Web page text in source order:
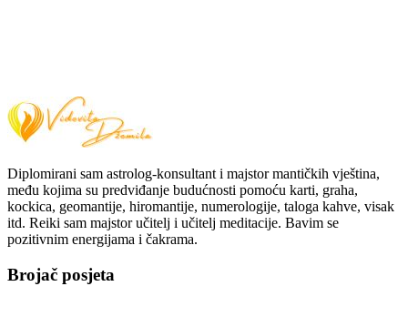
Diplomirani sam astrolog-konsultant i majstor mantičkih vještina,
među kojima su predviđanje budućnosti pomoću karti, graha,
kockica, geomantije, hiromantije, numerologije, taloga kahve, visak
itd. Reiki sam majstor učitelj i učitelj meditacije. Bavim se
pozitivnim energijama i čakrama.
Brojač posjeta